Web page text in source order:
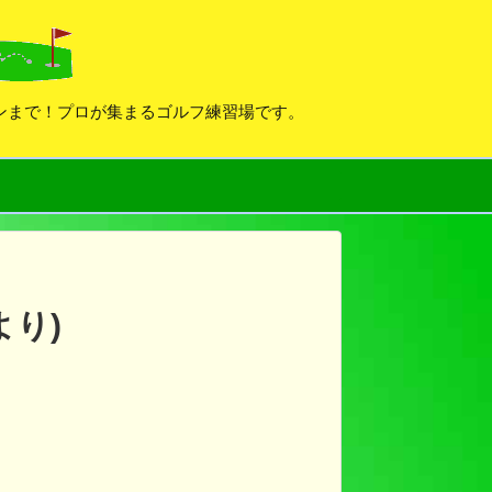
で！プロが集まるゴルフ練習場です。
り)